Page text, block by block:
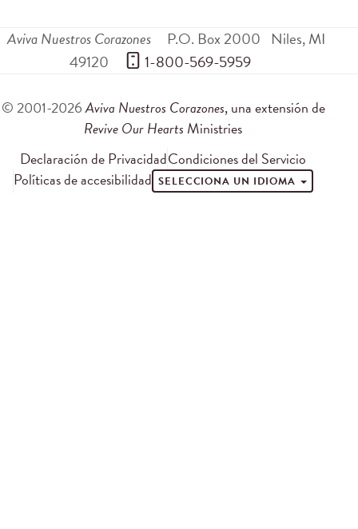
Aviva Nuestros Corazones P.O. Box 2000 Niles,MI
49120
1-800-569-5959
© 2001-2026Aviva Nuestros Corazones, una extensión de
Revive Our Hearts Ministries
Declaración de PrivacidadCondiciones del Servicio
Políticas de accesibilidad SELECCIONA UN IDIOMA